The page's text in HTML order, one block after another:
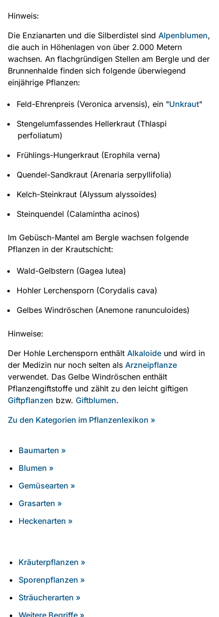
Hinweis:
Die Enzianarten und die Silberdistel sind Alpenblumen,
die auch in Höhenlagen von über 2.000 Metern
wachsen. An flachgründigen Stellen am Bergle und der
Brunnenhalde finden sich folgende überwiegend
einjährige Pflanzen:
Feld-Ehrenpreis (Veronica arvensis), ein "Unkraut"
Stengelumfassendes Hellerkraut (Thlaspi
perfoliatum)
Frühlings-Hungerkraut (Erophila verna)
Quendel-Sandkraut (Arenaria serpyllifolia)
Kelch-Steinkraut (Alyssum alyssoides)
Steinquendel (Calamintha acinos)
Im Gebüsch-Mantel am Bergle wachsen folgende
Pflanzen in der Krautschicht:
Wald-Gelbstern (Gagea lutea)
Hohler Lerchensporn (Corydalis cava)
Gelbes Windröschen (Anemone ranunculoides)
Hinweise:
Der Hohle Lerchensporn enthält Alkaloide und wird in
der Medizin nur noch selten als Arzneipflanze
verwendet. Das Gelbe Windröschen enthält
Pflanzengiftstoffe und zählt zu den leicht giftigen
Giftpflanzen bzw. Giftblumen.
Zu den Kategorien im Pflanzenlexikon »
Baumarten »
Blumen »
Gemüsearten »
Grasarten »
Heckenarten »
Kräuterpflanzen »
Sporenpflanzen »
Sträucherarten »